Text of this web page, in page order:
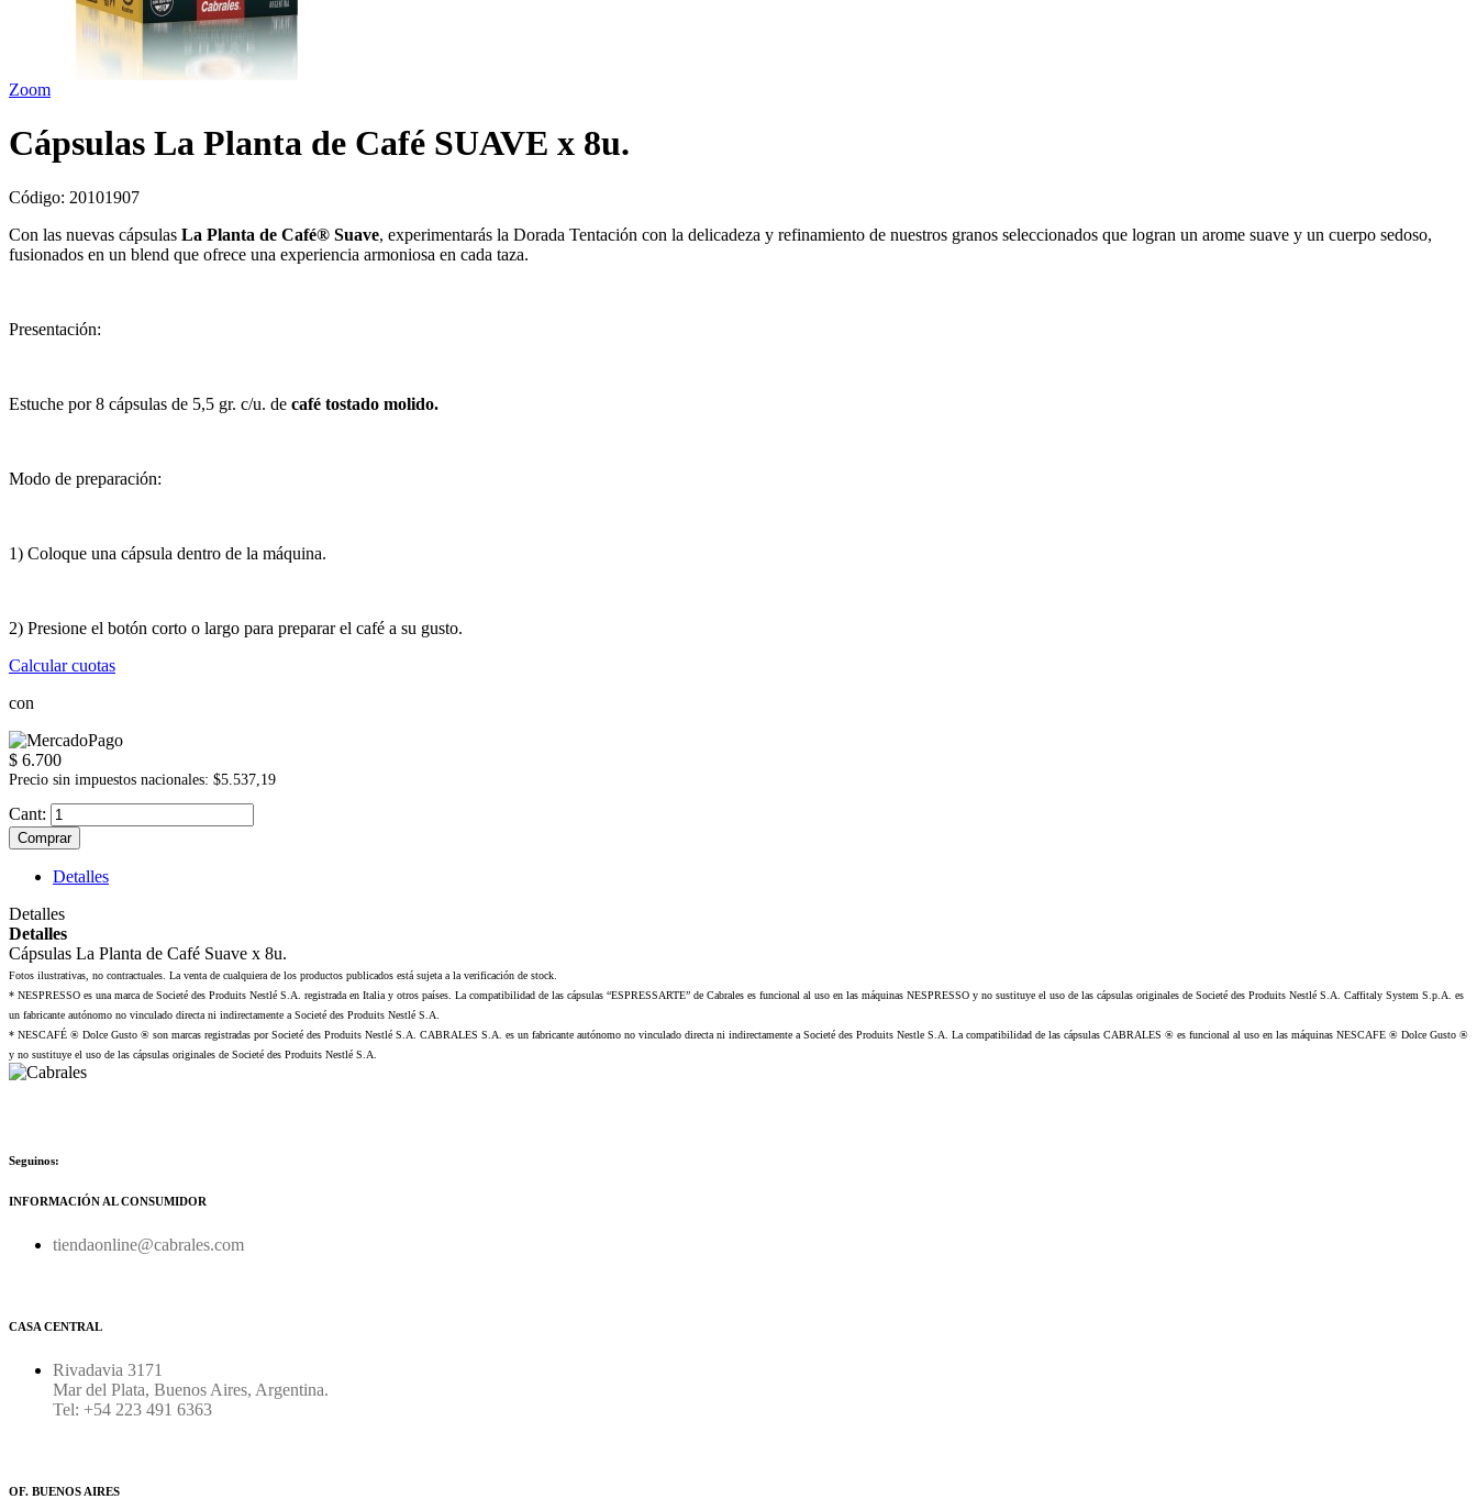
Zoom
Cápsulas La Planta de Café SUAVE x 8u.
Código: 20101907
Con las nuevas cápsulas La Planta de Café® Suave, experimentarás la Dorada Tentación con la delicadeza y refinamiento de nuestros granos seleccionados que logran un arome suave y un cuerpo sedoso,
fusionados en un blend que ofrece una experiencia armoniosa en cada taza.
Presentación:
Estuche por 8 cápsulas de 5,5 gr. c/u. de café tostado molido.
Modo de preparación:
1) Coloque una cápsula dentro de la máquina.
2) Presione el botón corto o largo para preparar el café a su gusto.
Calcular cuotas
con
$ 6.700
Precio sin impuestos nacionales: $5.537,19
Cant:
Comprar
Detalles
Detalles
Detalles
Cápsulas La Planta de Café Suave x 8u.
Fotos ilustrativas, no contractuales. La venta de cualquiera de los productos publicados está sujeta a la verificación de stock.
* NESPRESSO es una marca de Societé des Produits Nestlé S.A. registrada en Italia y otros países. La compatibilidad de las cápsulas “ESPRESSARTE” de Cabrales es funcional al uso en las máquinas NESPRESSO y no sustituye el uso de las cápsulas originales de Societé des Produits Nestlé S.A. Caffitaly System S.p.A. es
un fabricante autónomo no vinculado directa ni indirectamente a Societé des Produits Nestlé S.A.
* NESCAFÉ ® Dolce Gusto ® son marcas registradas por Societé des Produits Nestlé S.A. CABRALES S.A. es un fabricante autónomo no vinculado directa ni indirectamente a Societé des Produits Nestle S.A. La compatibilidad de las cápsulas CABRALES ® es funcional al uso en las máquinas NESCAFE ® Dolce Gusto ®
y no sustituye el uso de las cápsulas originales de Societé des Produits Nestlé S.A.
Seguinos:
INFORMACIÓN AL CONSUMIDOR
tiendaonline@cabrales.com
CASA CENTRAL
Rivadavia 3171
Mar del Plata, Buenos Aires, Argentina.
Tel: +54 223 491 6363
OF. BUENOS AIRES